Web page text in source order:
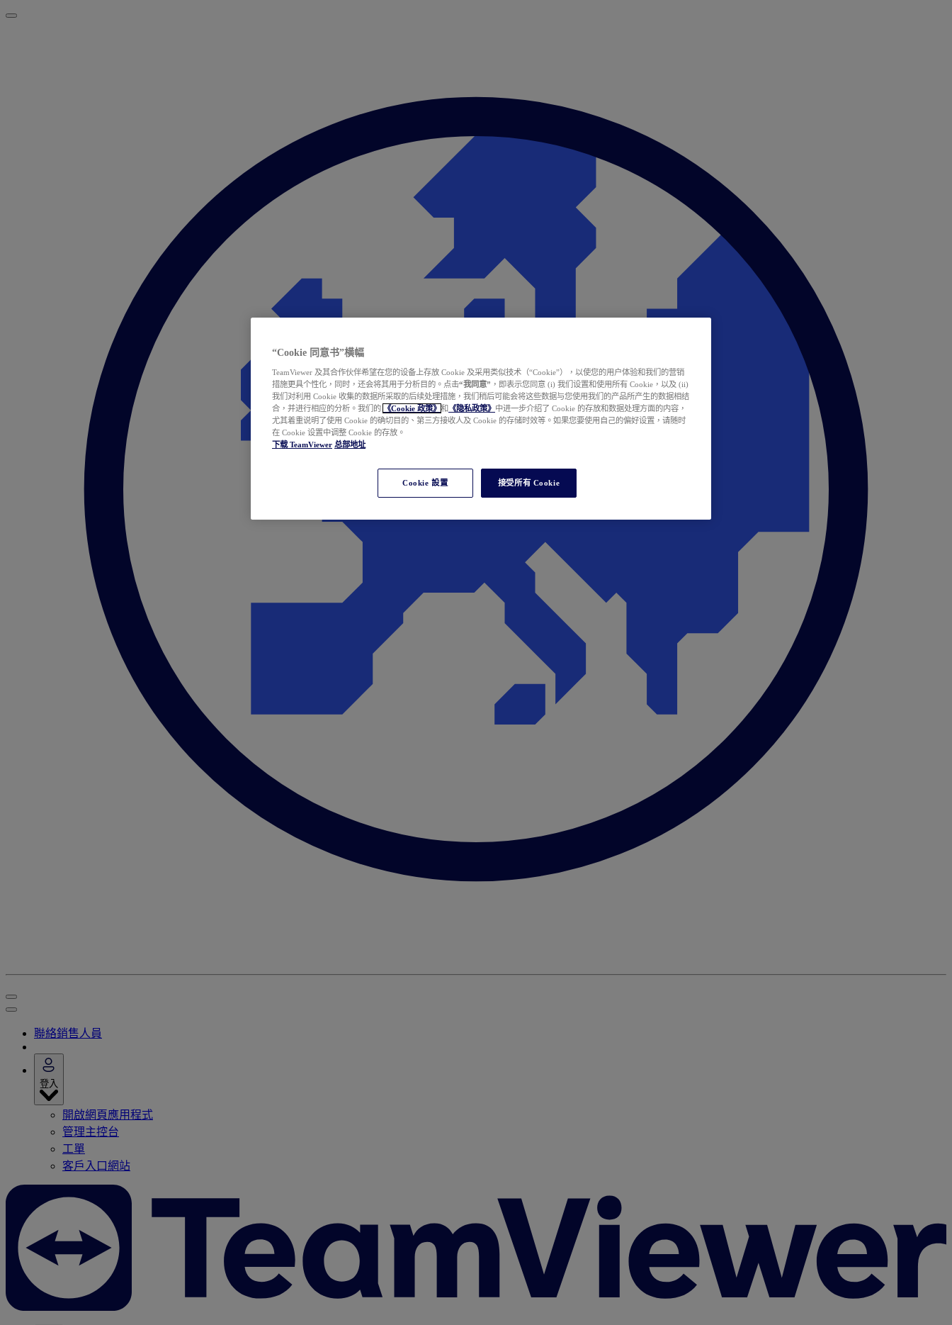
聯絡銷售人員
登入
開啟網頁應用程式
管理主控台
工單
客戶入口網站
“Cookie 同意书”横幅
TeamViewer 及其合作伙伴希望在您的设备上存放 Cookie 及采用类似技术（“Cookie”），以使您的用户体验和我们的营销
措施更具个性化，同时，还会将其用于分析目的。点击“我同意” ，即表示您同意 (i) 我们设置和使用所有 Cookie，以及 (ii)
我们对利用 Cookie 收集的数据所采取的后续处理措施，我们稍后可能会将这些数据与您使用我们的产品所产生的数据相结
合，并进行相应的分析。我们的
《Cookie 政策》 和 《隐私政策》 中进一步介绍了 Cookie 的存放和数据处理方面的内容，
尤其着重说明了使用 Cookie 的确切目的、第三方接收人及 Cookie 的存储时效等。如果您要使用自己的偏好设置，请随时
在 Cookie 设置中调整 Cookie 的存放。
下载 TeamViewer 总部地址
Cookie 設置 接受所有 Cookie